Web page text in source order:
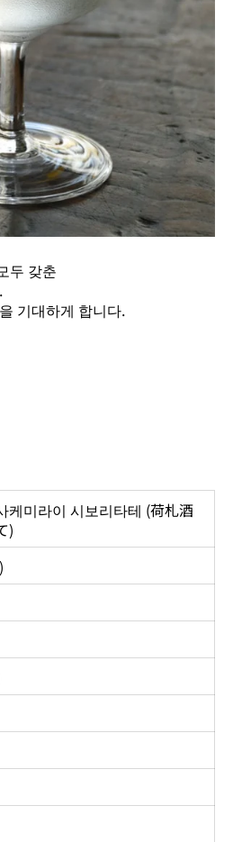
두 갖춘
기대하게 합니다.
케미라이 시보리타테 (荷札酒
)